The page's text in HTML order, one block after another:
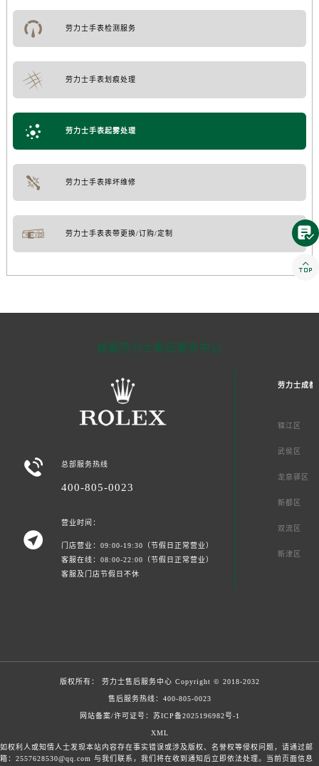
劳力士手表检测服务
劳力士手表划痕处理
劳力士手表起雾处理
劳力士手表摔坏维修
劳力士手表表带更换/订购/定制
成都劳力士售后服务中心
 总部服务热线
400-805-0023

营业时间：
门店营业：09:00-19:30（节假日正常营业）
客服在线：08:00-22:00（节假日正常营业）
客服及门店节假日不休
劳力士成都
锦江区
武侯区
龙泉驿区
新都区
双流区
新津区
版权所有： 劳力士售后服务中心 Copyright © 2018-2032
售后服务热线： 400-805-0023
网站备案/许可证号：苏ICP备2025196982号-1
XML
如权利人或知情人士发现本站内容存在事实错误或涉及版权、名誉权等侵权问题，请通过邮
箱：2557628530@qq.com 与我们联系，我们将在收到通知后立即依法处理。当前页面信息

